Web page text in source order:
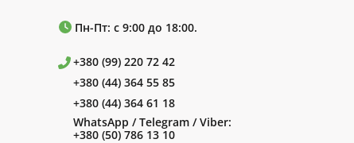
Пн-Пт: с 9:00 до 18:00.
+380 (99) 220 72 42
+380 (44) 364 55 85
+380 (44) 364 61 18
WhatsApp / Telegram / Viber:
+380 (50) 786 13 10